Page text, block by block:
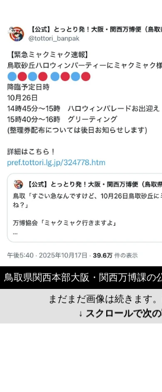
鳥取県関西本部大阪・関西万博課の
まだまだ画像は続きます。
↓ スクロールで次